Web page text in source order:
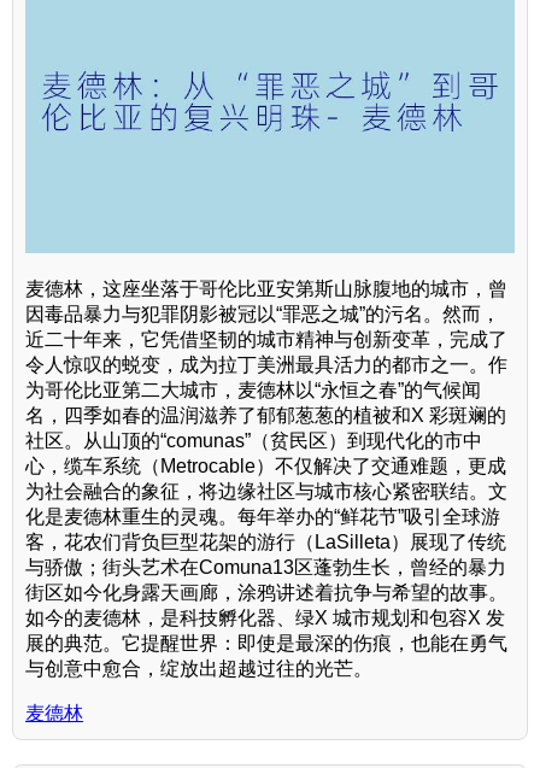
麦德林，这座坐落于哥伦比亚安第斯山脉腹地的城市，曾
因毒品暴力与犯罪阴影被冠以“罪恶之城”的污名。然而，
近二十年来，它凭借坚韧的城市精神与创新变革，完成了
令人惊叹的蜕变，成为拉丁美洲最具活力的都市之一。作
为哥伦比亚第二大城市，麦德林以“永恒之春”的气候闻
名，四季如春的温润滋养了郁郁葱葱的植被和X 彩斑斓的
社区。从山顶的“comunas”（贫民区）到现代化的市中
心，缆车系统（Metrocable）不仅解决了交通难题，更成
为社会融合的象征，将边缘社区与城市核心紧密联结。文
化是麦德林重生的灵魂。每年举办的“鲜花节”吸引全球游
客，花农们背负巨型花架的游行（LaSilleta）展现了传统
与骄傲；街头艺术在Comuna13区蓬勃生长，曾经的暴力
街区如今化身露天画廊，涂鸦讲述着抗争与希望的故事。
如今的麦德林，是科技孵化器、绿X 城市规划和包容X 发
展的典范。它提醒世界：即使是最深的伤痕，也能在勇气
与创意中愈合，绽放出超越过往的光芒。
麦德林